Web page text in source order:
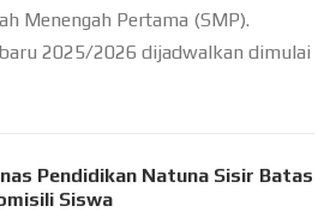
Menengah Pertama (SMP).
2025/2026 dijadwalkan dimulai
Pendidikan Natuna Sisir Batas
Siswa